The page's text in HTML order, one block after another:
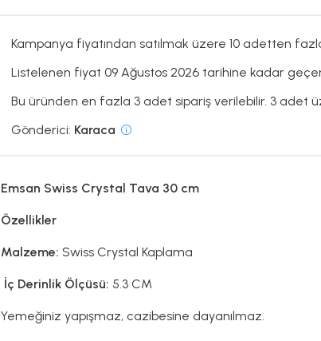
Kampanya fiyatından satılmak üzere 10 adetten
Listelenen fiyat 09 Ağustos 2026 tarihine kadar
Bu üründen en fazla 3 adet sipariş verilebilir. 3 adet
Gönderici: Karaca
Emsan Swiss Crystal Tava 30 cm
Özellikler
Malzeme: Swiss Crystal Kaplama
İç Derinlik Ölçüsü: 5.3 CM
Yemeğiniz yapışmaz, cazibesine dayanılmaz.